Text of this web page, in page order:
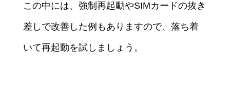
この中には、強制再起動やSIMカードの抜き
差しで改善した例もありますので、落ち着
いて再起動を試しましょう。